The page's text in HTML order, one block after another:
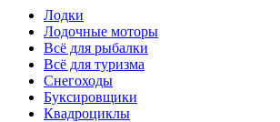
Лодки
Лодочные моторы
Всё для рыбалки
Всё для туризма
Снегоходы
Буксировщики
Квадроциклы